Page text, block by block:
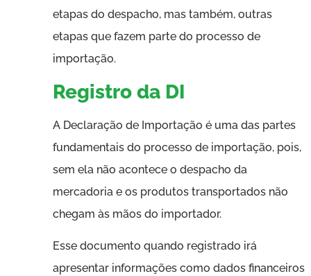
etapas do despacho, mas também, outras
etapas que fazem parte do processo de
importação.
Registro da DI
A Declaração de Importação é uma das partes
fundamentais do processo de importação, pois,
sem ela não acontece o despacho da
mercadoria e os produtos transportados não
chegam às mãos do importador.
Esse documento quando registrado irá
apresentar informações como dados financeiros